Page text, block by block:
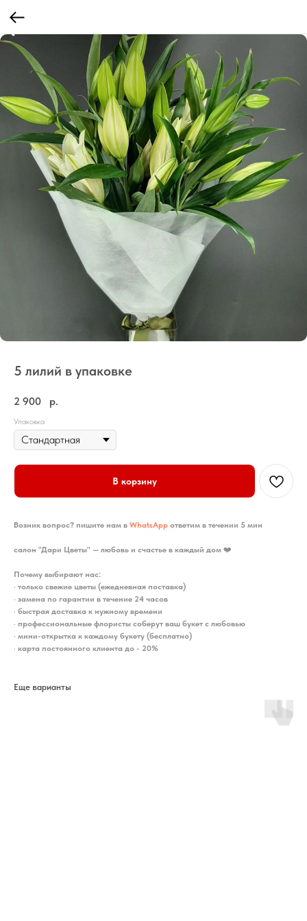
5 лилий в упаковке
2 900 р.
Упаковка
В корзину
Возник вопрос? пишите нам в WhatsApp ответим в течении 5 мин
салон "Дари Цветы" — любовь и счастье в каждый дом ❤️
Почему выбирают нас:
• только свежие цветы (ежедневная поставка)
• замена по гарантии в течение 24 часов
• быстрая доставка к нужному времени
• профессиональные флористы соберут ваш букет с любовью
• мини-открытка к каждому букету (бесплатно)
• карта постоянного клиента до - 20%
Еще варианты